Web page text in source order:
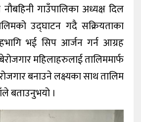
गाउँपालिका अध्यक्ष दिल
उद्घाटन गदै सक्रियताका
भई सिप आर्जन गर्न आग्रह
महिलाहरुलाई तालिममार्फ
बनाउने लक्ष्यका साथ तालिम
बताउनुभयो ।